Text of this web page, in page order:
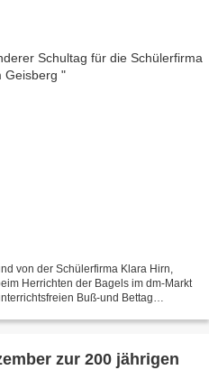
von der Schülerfirma Klara Hirn,
Herrichten der Bagels im dm-Markt
Buß-und Bettag
zur 200 jährigen